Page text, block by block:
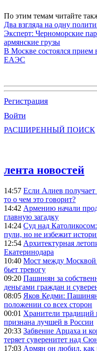
По этим темам читайте
Два взгляда на одну
Эксперт: Черноморские
армянские грузы
В Москве состоялся прием
ЕАЭС
Регистрация
Войти
РАСШИРЕННЫЙ ПОИСК
лента новостей
14:57 Если Алиев
то о чем это говорит?
14:42 Армению начали
главную загадку
14:24 Суд над
пули, но не избежит
12:54 Архитектурная
Екатеринодара
10:40 Мост между Москвой
бьет тревогу
09:20 Пашинян за
деньгами граждан и
08:05 Яков Кедми: Пашинян
положении со всех сторон
00:01 Хранители традиций
признана лучшей в России
20:33 Забвение Арцаха и
теряет суверенитет над
17:03 Армян он любил, как